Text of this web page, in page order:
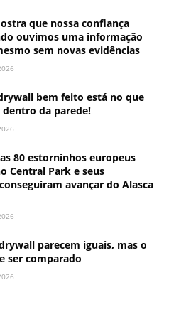
que nossa confiança
ouvimos uma informação
sem novas evidências
bem feito está no que
da parede!
80 estorninhos europeus
Central Park e seus
avançar do Alasca
parecem iguais, mas o
ser comparado